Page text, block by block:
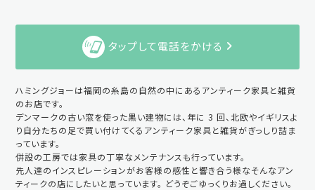
タップして電話をかける
ハミングジョーは福岡の糸島の自然の中にあるアンティーク家具と雑貨
のお店です。
デンマークの古い窓を使った黒い建物には、年に 3 回、北欧やイギリスよ
り自分たちの足で買い付けてくるアンティーク家具と雑貨がぎっしり詰ま
っています。
併設の工房では家具の丁寧なメンテナンスも行っています。
先人達のインスピレーションがお客様の感性と響き合う様なそんなアン
ティークの店にしたいと思っています。 どうぞごゆっくりお過しください。